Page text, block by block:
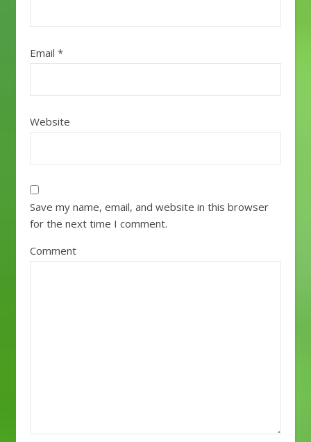
Email *
Website
Save my name, email, and website in this browser
for the next time I comment.
Comment